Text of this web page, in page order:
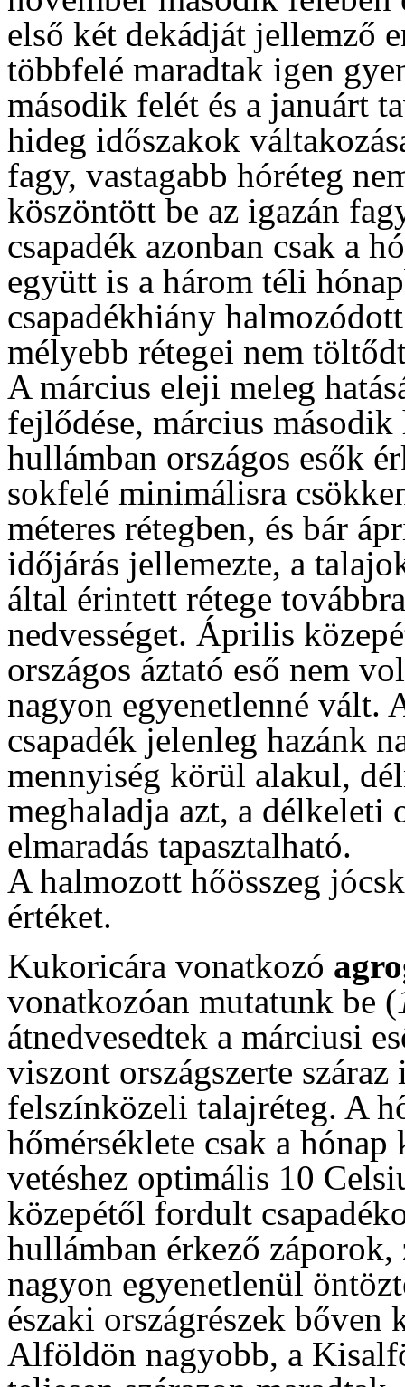
első két dekádját jellemző
többfelé maradtak igen
második felét és a januárt
hideg időszakok
fagy, vastagabb hóréteg
köszöntött be az igazán
csapadék azonban csak a
együtt is a három téli
csapadékhiány
mélyebb rétegei nem
A március eleji meleg
fejlődése, március
hullámban országos esők
sokfelé minimálisra
méteres rétegben, és bár
időjárás jellemezte, a
által érintett rétege
nedvességet. Április
országos áztató eső nem
nagyon egyenetlenné vált.
csapadék jelenleg hazánk
mennyiség körül alakul,
meghaladja azt, a délkeleti
elmaradás tapasztalható.
A halmozott hőösszeg
értéket.
Kukoricára vonatkozó
vonatkozóan mutatunk be (
átnedvesedtek a márciusi
viszont országszerte
felszínközeli talajréteg. A
hőmérséklete csak a hónap
vetéshez optimális 10
közepétől fordult
hullámban érkező
nagyon egyenetlenül
északi országrészek bőven
Alföldön nagyobb, a